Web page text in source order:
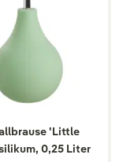
'Little
0,25 Liter